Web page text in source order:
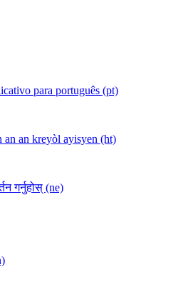
para português (pt)
an an kreyòl ayisyen (ht)
गर्नुहोस् (ne)